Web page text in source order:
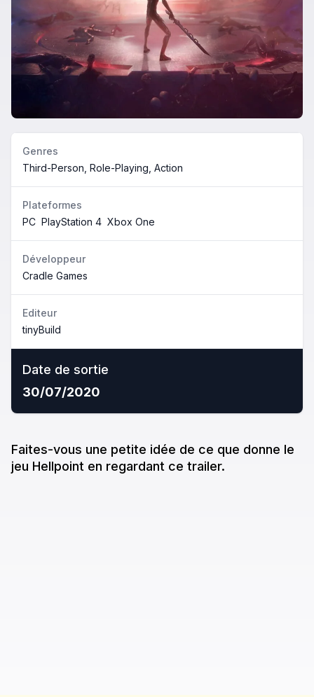
Genres
Third-Person, Role-Playing, Action
Plateformes
PC PlayStation 4 Xbox One
Développeur
Cradle Games
Editeur
tinyBuild
Date de sortie
30/07/2020
Faites-vous une petite idée de ce que donne le
jeu Hellpoint en regardant ce trailer.